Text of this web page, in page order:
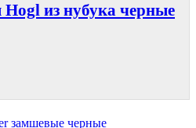
из нубука черные